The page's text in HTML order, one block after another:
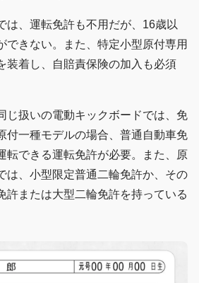
は、運転免許も不用だが、16歳以
できない。また、特定小型原付専用
装着し、自賠責保険の加入も必須
じ扱いの電動キックボードでは、免
付一種モデルの場合、普通自動車免
転できる運転免許が必要。また、原
は、小型限定普通二輪免許か、その
許または大型二輪免許を持っている